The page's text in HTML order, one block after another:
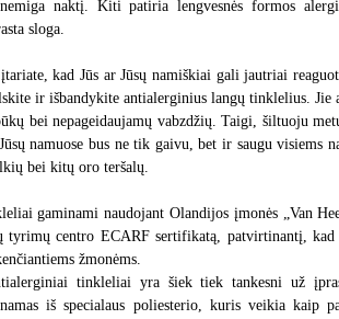
naktį. Kiti patiria lengvesnės formos
sloga.
kad Jūs ar Jūsų namiškiai gali jautriai
ir išbandykite antialerginius langų tinklelius. Jie
bei nepageidaujamų vabzdžių. Taigi, šiltuoju
namuose bus ne tik gaivu, bet ir saugu visiems
bei kitų oro teršalų.
gaminami naudojant Olandijos įmonės „Van
tyrimų centro ECARF sertifikatą, patvirtinantį, kad
žmonėms.
tinkleliai yra šiek tiek tankesni už
iš specialaus poliesterio, kuris veikia kaip